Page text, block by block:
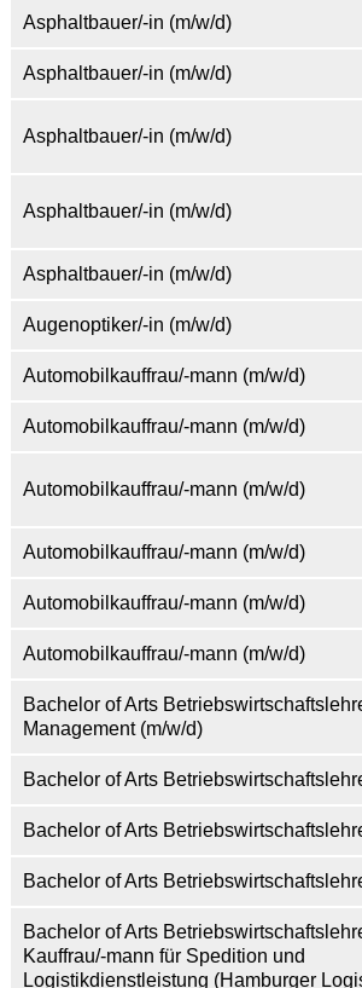
Asphaltbauer/-in (m/w/d)
Asphaltbauer/-in (m/w/d)
Asphaltbauer/-in (m/w/d)
Asphaltbauer/-in (m/w/d)
Asphaltbauer/-in (m/w/d)
Augenoptiker/-in (m/w/d)
Automobilkauffrau/-mann (m/w/d)
Automobilkauffrau/-mann (m/w/d)
Automobilkauffrau/-mann (m/w/d)
Automobilkauffrau/-mann (m/w/d)
Automobilkauffrau/-mann (m/w/d)
Automobilkauffrau/-mann (m/w/d)
Bachelor of Arts
Management (m/w/d)
Bachelor of Arts
Bachelor of Arts
Bachelor of Arts
Bachelor of Arts
Kauffrau/-mann für Spedition und
Logistikdienstleistung (Hamburger